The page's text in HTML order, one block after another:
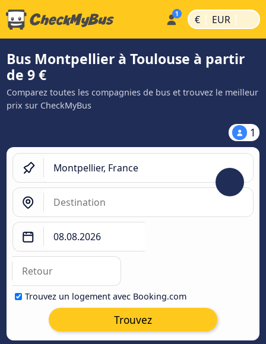
€ | EUR |
Bus Montpellier à Toulouse à partir
de 9 €
Comparez toutes les compagnies de bus et trouvez le meilleur
prix sur CheckMyBus
1
Trouvez un logement avec Booking.com
Trouvez